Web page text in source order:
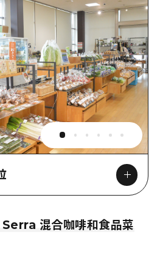
混合咖啡和食品菜